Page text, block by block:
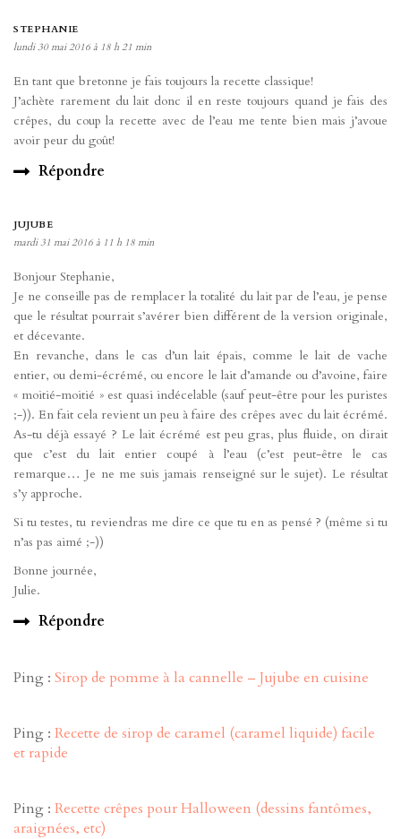
STEPHANIE
lundi 30 mai 2016 à 18 h 21 min
En tant que bretonne je fais toujours la recette classique!
J’achète rarement du lait donc il en reste toujours quand je fais des
crêpes, du coup la recette avec de l’eau me tente bien mais j’avoue
avoir peur du goût!
Répondre
JUJUBE
mardi 31 mai 2016 à 11 h 18 min
Bonjour Stephanie,
Je ne conseille pas de remplacer la totalité du lait par de l’eau, je pense
que le résultat pourrait s’avérer bien différent de la version originale,
et décevante.
En revanche, dans le cas d’un lait épais, comme le lait de vache
entier, ou demi-écrémé, ou encore le lait d’amande ou d’avoine, faire
« moitié-moitié » est quasi indécelable (sauf peut-être pour les puristes
;-)). En fait cela revient un peu à faire des crêpes avec du lait écrémé.
As-tu déjà essayé ? Le lait écrémé est peu gras, plus fluide, on dirait
que c’est du lait entier coupé à l’eau (c’est peut-être le cas
remarque… Je ne me suis jamais renseigné sur le sujet). Le résultat
s’y approche.
Si tu testes, tu reviendras me dire ce que tu en as pensé ? (même si tu
n’as pas aimé ;-))
Bonne journée,
Julie.
Répondre
Ping : Sirop de pomme à la cannelle – Jujube en cuisine
Ping : Recette de sirop de caramel (caramel liquide) facile
et rapide
Ping : Recette crêpes pour Halloween (dessins fantômes,
araignées, etc)